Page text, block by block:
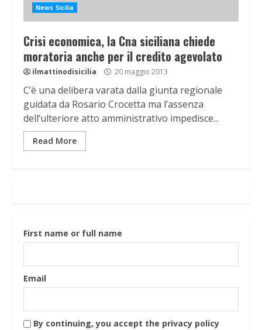
News Sicilia
Crisi economica, la Cna siciliana chiede
moratoria anche per il credito agevolato
ilmattinodisicilia 20 maggio 2013
C’è una delibera varata dalla giunta regionale
guidata da Rosario Crocetta ma l’assenza
dell’ulteriore atto amministrativo impedisce...
Read More
First name or full name
Email
By continuing, you accept the privacy policy